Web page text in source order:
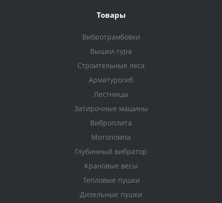
Товары
Вибротрамбовки
Вышки-тура
Строительные леса
Арматурогиб
Лестницы
Затирочные машины
Виброплита
Мотопомпа
Глубинный вибратор
Крановые весы
Тепловые пушки
Дизельные пушки